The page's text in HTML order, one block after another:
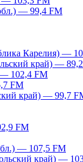
— 99,4 FM
Карелия) —
край) —
— 102,4 FM
FM
край) — 99,7
FM
— 107,5 FM
край) —